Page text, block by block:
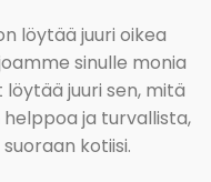
löytää juuri oikea
sinulle monia
juuri sen, mitä
ja turvallista,
kotiisi.